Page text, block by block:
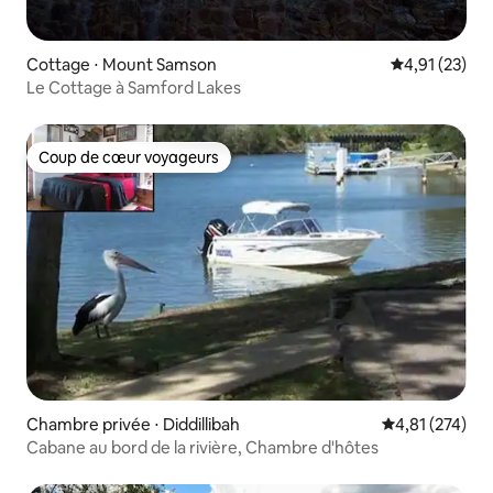
Cottage ⋅ Mount Samson Évaluation
4,91 (23)
Le Cottage à Samford Lakes
Coup de cœur voyageurs
Coup de cœur voyageurs
Chambre privée ⋅ Diddillibah Évaluation
4,81 (274)
Cabane au bord de la rivière, Chambre d'hôtes